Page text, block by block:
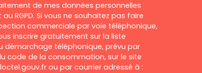
de mes données personnelles
RGPD. Si vous ne souhaitez pas faire
commerciale par voie téléphonique,
inscrire gratuitement sur la liste
démarchage téléphonique, prévu par
code de la consommation, sur le site
ou par courrier adressé à :